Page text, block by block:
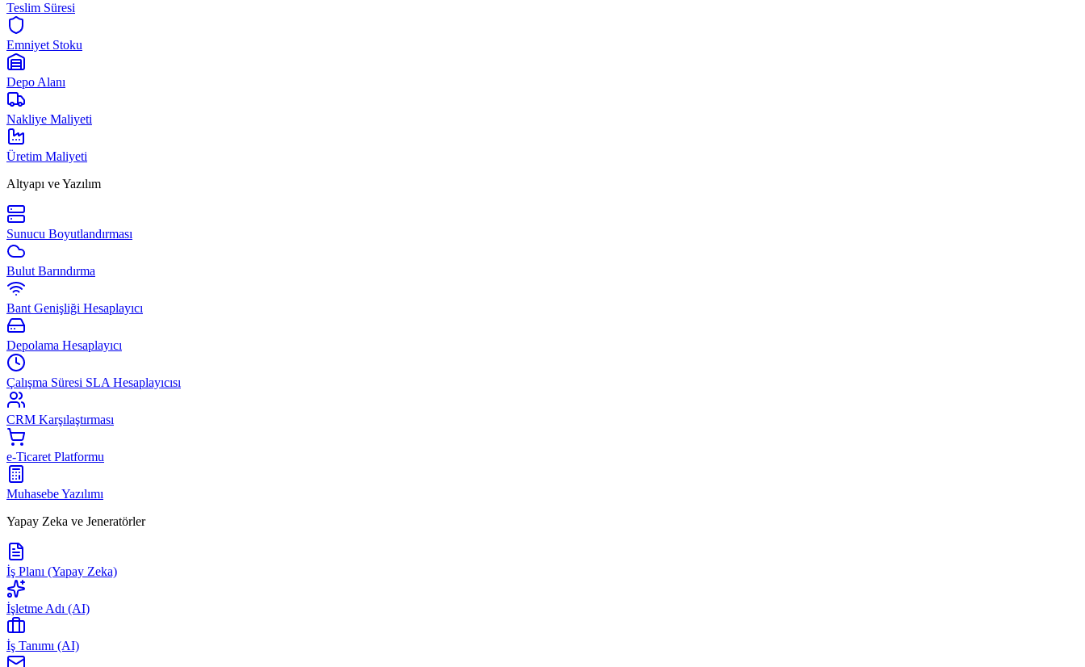
Teslim Süresi
Emniyet Stoku
Depo Alanı
Nakliye Maliyeti
Üretim Maliyeti
Altyapı ve Yazılım
Sunucu Boyutlandırması
Bulut Barındırma
Bant Genişliği Hesaplayıcı
Depolama Hesaplayıcı
Çalışma Süresi SLA Hesaplayıcısı
CRM Karşılaştırması
e-Ticaret Platformu
Muhasebe Yazılımı
Yapay Zeka ve Jeneratörler
İş Planı (Yapay Zeka)
İşletme Adı (AI)
İş Tanımı (AI)